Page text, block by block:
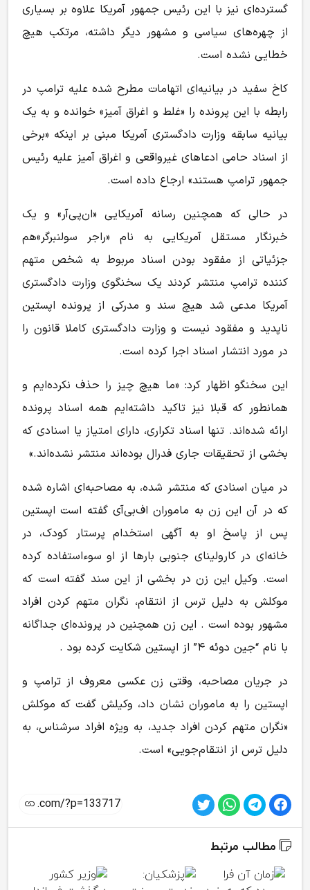
گسترده‌ای نیز با این رئیس جمهور آمریکا علاوه بر بسیاری
از چهره‌های سیاسی و مشهور دیگر داشته، مرتکب هیچ
خطایی نشده است.
کاخ سفید در بیانیه‌ای اتهامات مطرح شده علیه ترامپ در
رابطه با این پرونده را «غلط و اغراق آمیز» خوانده و به یک
بیانیه سابقه وزارت دادگستری آمریکا مبنی بر اینکه «برخی
از اسناد حامی ادعاهای غیرواقعی و اغراق آمیز علیه رئیس
جمهور ترامپ هستند» ارجاع داده است.
در حالی که همچنین رسانه آمریکایی «ان‌پی‌آر» و یک
خبرنگار مستقل آمریکایی به نام «راجر سولنبرگر»‌هم
جزئیاتی از مفقود بودن اسناد مربوط به شخص متهم
کننده ترامپ منتشر کردند یک سخنگوی وزارت دادگستری
آمریکا مدعی شد هیچ سند و مدرکی از پرونده اپستین
ناپدید و مفقود نیست و وزارت دادگستری کاملا قانون را
در مورد انتشار اسناد اجرا کرده است.
این سخنگو اظهار کرد: «ما هیچ چیز را حذف نکرده‌ایم و
همانطور که قبلا نیز تاکید داشته‌ایم همه اسناد پرونده
ارائه شده‌اند. تنها اسناد تکراری، دارای امتیاز یا اسنادی که
بخشی از تحقیقات جاری فدرال بوده‌اند منتشر نشده‌اند.»
در میان اسنادی که منتشر شده، به مصاحبه‌ای اشاره شده
که در آن این زن به ماموران اف‌بی‌آی گفته است اپستین
پس از پاسخ او به آگهی استخدام پرستار کودک، در
خانه‌ای در کارولینای جنوبی بارها از او سوءاستفاده کرده
است. وکیل این زن در بخشی از این سند گفته است که
موکلش به دلیل ترس از انتقام، نگران متهم کردن افراد
مشهور بوده است . این زن همچنین در پرونده‌ای جداگانه
با نام “جین دوئه ۴” از اپستین شکایت کرده بود .
در جریان مصاحبه، وقتی زن عکسی معروف از ترامپ و
اپستین را به ماموران نشان داد، وکیلش گفت که موکلش
«نگران متهم کردن افراد جدید، به ویژه افراد سرشناس، به
دلیل ترس از انتقام‌جویی» است.
مطالب مرتبط